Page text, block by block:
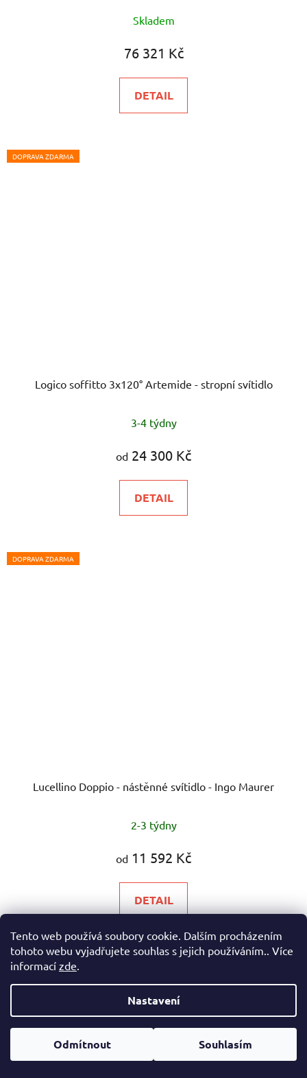
Tento web používá soubory cookie. Dalším procházením
tohoto webu vyjadřujete souhlas s jejich používáním.. Více
informací zde.
Nastavení
Odmítnout Souhlasím
Skladem
76 321 Kč
DETAIL
DOPRAVA ZDARMA
Logico soffitto 3x120° Artemide - stropní svítidlo
3-4 týdny
od 24 300 Kč
DETAIL
DOPRAVA ZDARMA
Lucellino Doppio - nástěnné svítidlo - Ingo Maurer
2-3 týdny
od 11 592 Kč
DETAIL
Ikonické nástěnné svítidlo vytvářející útulnou atmosféru
během klidných večerů CCT: 2000–2700...
DOPRAVA ZDARMA